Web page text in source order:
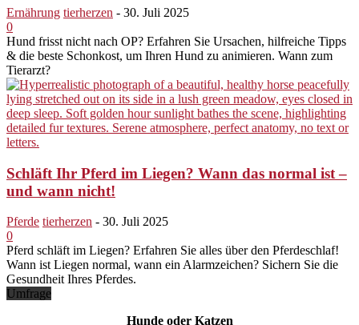
Ernährung tierherzen - 30. Juli 2025
0
Hund frisst nicht nach OP? Erfahren Sie Ursachen, hilfreiche Tipps
& die beste Schonkost, um Ihren Hund zu animieren. Wann zum
Tierarzt?
Schläft Ihr Pferd im Liegen? Wann das normal ist –
und wann nicht!
Pferde tierherzen - 30. Juli 2025
0
Pferd schläft im Liegen? Erfahren Sie alles über den Pferdeschlaf!
Wann ist Liegen normal, wann ein Alarmzeichen? Sichern Sie die
Gesundheit Ihres Pferdes.
Umfrage
Hunde oder Katzen